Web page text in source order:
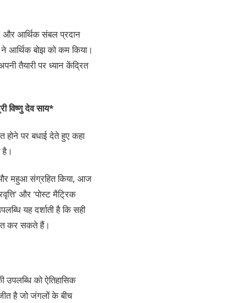
और आर्थिक संबल प्रदान
आर्थिक बोझ को कम किया।
तैयारी पर ध्यान केंद्रित
विष्णु देव साय*
होने पर बधाई देते हुए कहा
है।
और महुआ संग्रहित किया, आज
और ‘पोस्ट मैट्रिक
यह दर्शाती है कि सही
कर सकते हैं।
को ऐतिहासिक
है जो जंगलों के बीच